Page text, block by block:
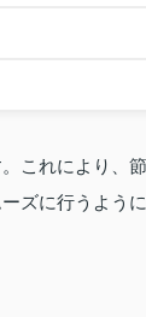
これにより、
ズに行うように